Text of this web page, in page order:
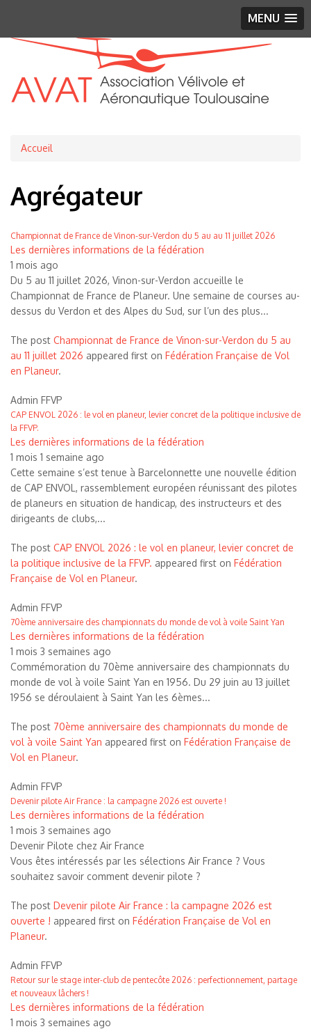
MENU
Fil
Accueil
Agrégateur
Championnat de France de Vinon-sur-Verdon du 5 au au 11 juillet 2026
Les dernières informations de la fédération
1 mois ago
Du 5 au 11 juillet 2026, Vinon-sur-Verdon accueille le
Championnat de France de Planeur. Une semaine de courses au-
dessus du Verdon et des Alpes du Sud, sur l’un des plus...
The post Championnat de France de Vinon-sur-Verdon du 5 au
au 11 juillet 2026 appeared first on Fédération Française de Vol
en Planeur.
Admin FFVP
CAP ENVOL 2026 : le vol en planeur, levier concret de la politique inclusive de
la FFVP.
Les dernières informations de la fédération
1 mois 1 semaine ago
Cette semaine s’est tenue à Barcelonnette une nouvelle édition
de CAP ENVOL, rassemblement européen réunissant des pilotes
de planeurs en situation de handicap, des instructeurs et des
dirigeants de clubs,...
The post CAP ENVOL 2026 : le vol en planeur, levier concret de
la politique inclusive de la FFVP. appeared first on Fédération
Française de Vol en Planeur.
Admin FFVP
70ème anniversaire des championnats du monde de vol à voile Saint Yan
Les dernières informations de la fédération
1 mois 3 semaines ago
Commémoration du 70ème anniversaire des championnats du
monde de vol à voile Saint Yan en 1956. Du 29 juin au 13 juillet
1956 se déroulaient à Saint Yan les 6èmes...
The post 70ème anniversaire des championnats du monde de
vol à voile Saint Yan appeared first on Fédération Française de
Vol en Planeur.
Admin FFVP
Devenir pilote Air France : la campagne 2026 est ouverte !
Les dernières informations de la fédération
1 mois 3 semaines ago
Devenir Pilote chez Air France
Vous êtes intéressés par les sélections Air France ? Vous
souhaitez savoir comment devenir pilote ?
The post Devenir pilote Air France : la campagne 2026 est
ouverte ! appeared first on Fédération Française de Vol en
Planeur.
Admin FFVP
Retour sur le stage inter-club de pentecôte 2026 : perfectionnement, partage
et nouveaux lâchers !
Les dernières informations de la fédération
1 mois 3 semaines ago